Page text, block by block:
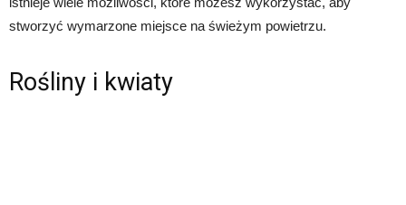
stworzyć wymarzone miejsce na świeżym powietrzu.
Rośliny i kwiaty